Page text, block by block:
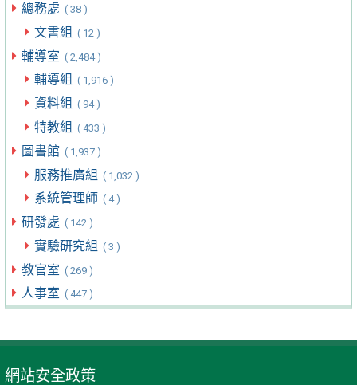
總務處 ( 38 )
文書組 ( 12 )
輔導室 ( 2,484 )
輔導組 ( 1,916 )
資料組 ( 94 )
特教組 ( 433 )
圖書館 ( 1,937 )
服務推廣組 ( 1,032 )
系統管理師 ( 4 )
研發處 ( 142 )
實驗研究組 ( 3 )
教官室 ( 269 )
人事室 ( 447 )
網站安全政策